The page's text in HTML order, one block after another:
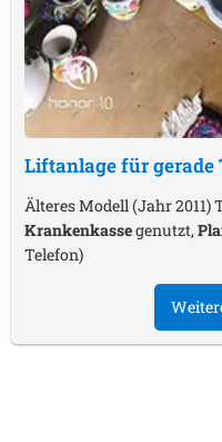
Liftanlage für gerade
Älteres Modell (Jahr 2011)
Krankenkassegenutzt,
Telefon)